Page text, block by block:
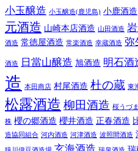
小玉醸造 小玉醸造(鹿児島) 小鹿酒造
元酒造 山崎本店酒造 山田酒造
酒造 常徳屋酒造 常楽酒造 幸蔵酒造 弥
酒造 日當山醸造 旭酒造 明石酒
造 本田商店 村尾酒造 杜の蔵 東
松露酒造 柳田酒造 桜うづ
株 櫻の郷酒造 櫻井酒造 正春酒造
造協同組合 河内酒造 河津酒造 波照間酒造
瑞